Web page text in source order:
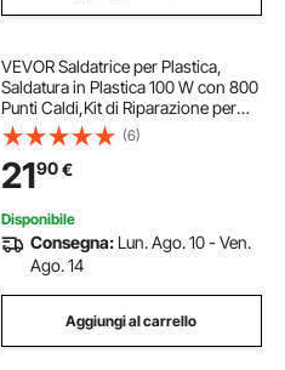
VEVOR Saldatrice per Plastica,
Saldatura in Plastica 100 W con 800
Punti Caldi,Kit di Riparazione per
Paraurti in Plastica per Auto con
Luce LED per Kayak, Giocattoli,
Riparazione Crepe in Plastica
(6)
2190€
Disponibile
Consegna: Lun. Ago. 10 - Ven.
Ago. 14
Aggiungi al carrello